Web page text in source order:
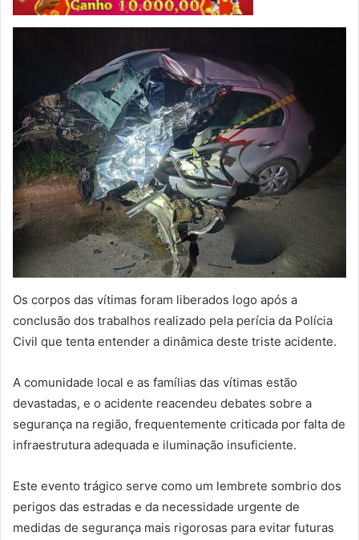
Os corpos das vítimas foram liberados logo após a
conclusão dos trabalhos realizado pela perícia da Polícia
Civil que tenta entender a dinâmica deste triste acidente.
A comunidade local e as famílias das vítimas estão
devastadas, e o acidente reacendeu debates sobre a
segurança na região, frequentemente criticada por falta de
infraestrutura adequada e iluminação insuficiente.
Este evento trágico serve como um lembrete sombrio dos
perigos das estradas e da necessidade urgente de
medidas de segurança mais rigorosas para evitar futuras